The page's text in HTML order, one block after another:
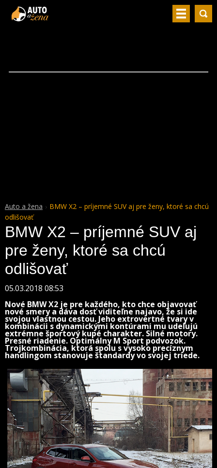
Auto a žena
BMW X2 – príjemné SUV aj pre ženy, ktoré sa chcú
odlišovať
BMW X2 – príjemné SUV aj
pre ženy, ktoré sa chcú
odlišovať
05.03.2018 08:53
Nové BMW X2 je pre každého, kto chce objavovať
nové smery a dáva dosť viditeľne najavo, že si ide
svojou vlastnou cestou. Jeho extrovertné tvary v
kombinácii s dynamickými kontúrami mu udeľujú
extrémne športový kupé charakter. Silné motory.
Presné riadenie. Optimálny M Sport podvozok.
Trojkombinácia, ktorá spolu s vysoko precíznym
handlingom stanovuje štandardy vo svojej triede.